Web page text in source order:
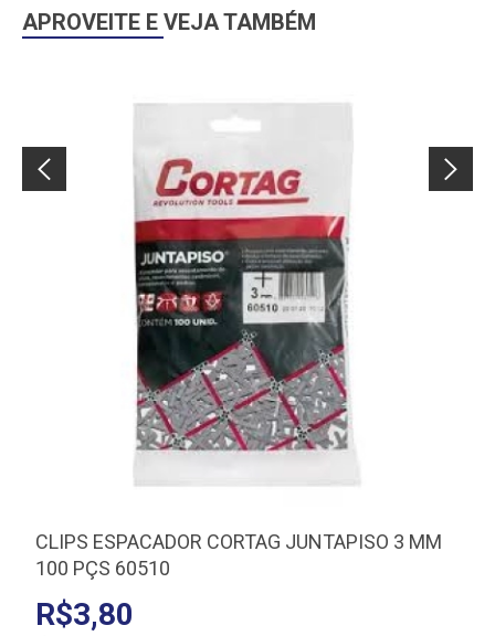
APROVEITE E VEJA TAMBÉM
CLIPS ESPACADOR CORTAG JUNTAPISO 3 MM
100 PÇS 60510
R$3,80